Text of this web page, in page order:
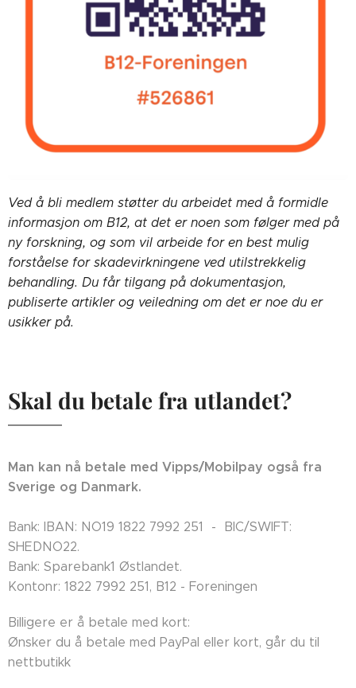
Ved å bli medlem støtter du arbeidet med å formidle
informasjon om B12, at det er noen som følger med på
ny forskning, og som vil arbeide for en best mulig
forståelse for skadevirkningene ved utilstrekkelig
behandling. Du får tilgang på dokumentasjon,
publiserte artikler og veiledning om det er noe du er
usikker på.
Skal du betale fra utlandet?
Man kan nå betale med Vipps/Mobilpay også fra
Sverige og Danmark.
Bank: IBAN: NO19 1822 7992 251 - BIC/SWIFT:
SHEDNO22.
Bank: Sparebank1 Østlandet.
Kontonr: 1822 7992 251, B12 - Foreningen
Billigere er å betale med kort:
Ønsker du å betale med PayPal eller kort, går du til
nettbutikk